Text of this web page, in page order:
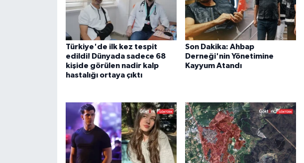
Türkiye'de ilk kez tespit
edildi! Dünyada sadece 68
kişide görülen nadir kalp
hastalığı ortaya çıktı
Son Dakika: Ahbap
Derneği'nin Yönetimine
Kayyum Atandı